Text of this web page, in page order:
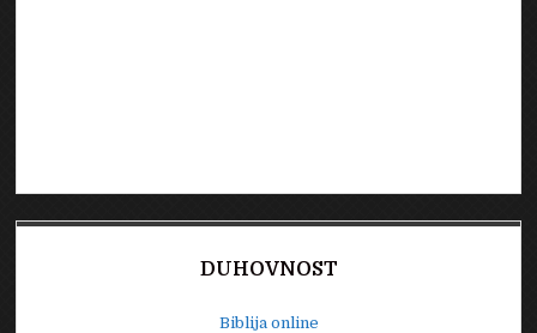
DUHOVNOST
Biblija online